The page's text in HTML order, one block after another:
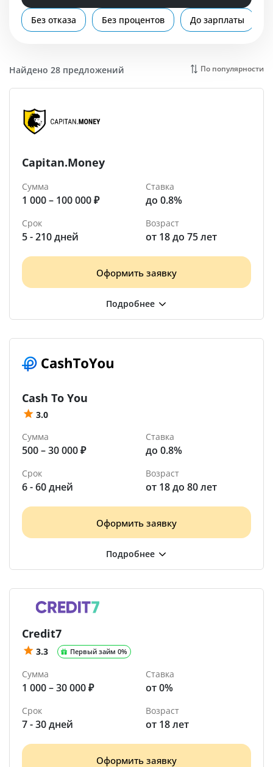
Без отказа Без процентов До зарплаты
Найдено 28 предложений По популярности
Capitan.Money
Сумма
1 000 – 100 000 ₽
Ставка
до 0.8%
Срок
5 - 210 дней
Возраст
от 18 до 75 лет
Оформить заявку
Cash To You
3.0
Сумма
500 – 30 000 ₽
Ставка
до 0.8%
Срок
6 - 60 дней
Возраст
от 18 до 80 лет
Оформить заявку
Credit7
3.3 Первый займ 0%
Сумма
1 000 – 30 000 ₽
Ставка
от 0%
Срок
7 - 30 дней
Возраст
от 18 лет
Оформить заявку